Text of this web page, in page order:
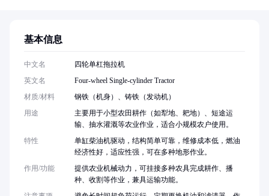
基本信息
中文名
四轮单杠拖拉机
英文名
Four-wheel Single-cylinder Tractor
材质/材料
钢铁（机身）、铸铁（发动机）
用途
主要用于小型农田耕作（如犁地、耙地）、短途运
输、抽水灌溉等农业作业，适合小规模农户使用。
特性
单缸柴油机驱动，结构简单可靠，维修成本低，燃油
经济性好，适应性强，可在多种地形作业。
作用/功能
提供农业机械动力，可挂接多种农具完成耕作、播
种、收割等作业，兼具运输功能。